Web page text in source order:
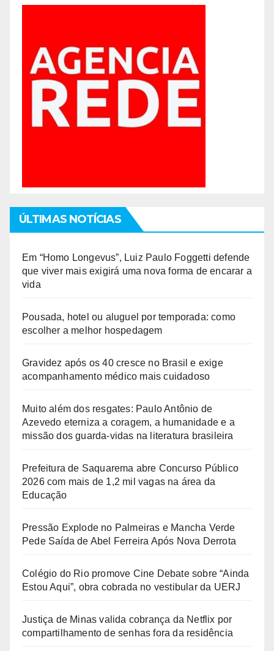
ÚLTIMAS NOTÍCIAS
Em “Homo Longevus”, Luiz Paulo Foggetti defende
que viver mais exigirá uma nova forma de encarar a
vida
Pousada, hotel ou aluguel por temporada: como
escolher a melhor hospedagem
Gravidez após os 40 cresce no Brasil e exige
acompanhamento médico mais cuidadoso
Muito além dos resgates: Paulo Antônio de
Azevedo eterniza a coragem, a humanidade e a
missão dos guarda-vidas na literatura brasileira
Prefeitura de Saquarema abre Concurso Público
2026 com mais de 1,2 mil vagas na área da
Educação
Pressão Explode no Palmeiras e Mancha Verde
Pede Saída de Abel Ferreira Após Nova Derrota
Colégio do Rio promove Cine Debate sobre “Ainda
Estou Aqui”, obra cobrada no vestibular da UERJ
Justiça de Minas valida cobrança da Netflix por
compartilhamento de senhas fora da residência